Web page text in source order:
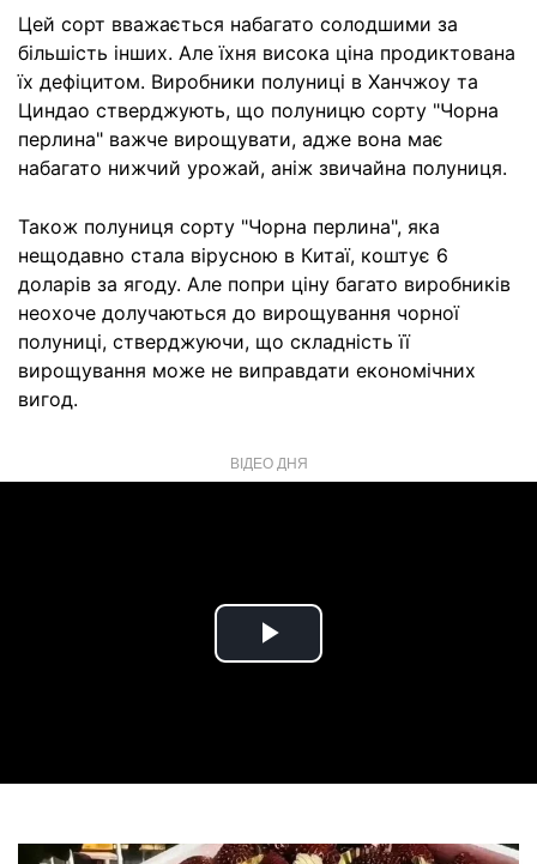
Цей сорт вважається набагато солодшими за
більшість інших. Але їхня висока ціна продиктована
їх дефіцитом. Виробники полуниці в Ханчжоу та
Циндао стверджують, що полуницю сорту "Чорна
перлина" важче вирощувати, адже вона має
набагато нижчий урожай, аніж звичайна полуниця.
Також полуниця сорту "Чорна перлина", яка
нещодавно стала вірусною в Китаї, коштує 6
доларів за ягоду. Але попри ціну багато виробників
неохоче долучаються до вирощування чорної
полуниці, стверджуючи, що складність її
вирощування може не виправдати економічних
вигод.
ВІДЕО ДНЯ
Play